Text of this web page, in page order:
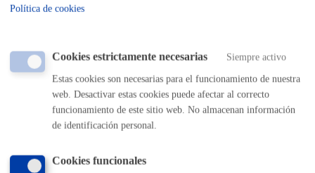
Tasas por la Ocupación del Dominio Público Municipal
**Anexo a regir desde el 1 de enero de 2026
: 3,79€/m2/día (4,17 € si reserva), salvo en caso de
ocupaciones de duración inferior a 1 hora (no reservas de
aparcamiento), en cuyo caso no se cobrará nada. La tasa se
Fianzasolo en algunos casos concretos (en caso necesario
Política de cookies
Cookies estrictamente necesarias Siempre activo
Estas cookies son necesarias para el funcionamiento de nuestra
web. Desactivar estas cookies puede afectar al correcto
funcionamiento de este sitio web. No almacenan información
de identificación personal.
Cookies funcionales